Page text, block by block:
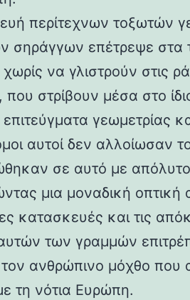
περίτεχνων τοξωτών
σηράγγων επέτρεψε στα
να γλιστρούν στις
που στρίβουν μέσα στο
γεωμετρίας
αυτοί δεν αλλοίωσαν
σε αυτό με
μια μοναδική οπτική
κατασκευές και τις
των γραμμών
τον ανθρώπινο μόχθο που
τη νότια Ευρώπη.